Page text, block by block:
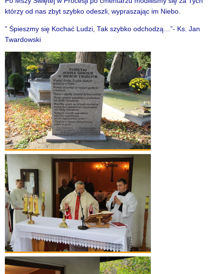
którzy od nas zbyt szybko odeszli, wypraszając im Niebo.
” Śpieszmy się Kochać Ludzi, Tak szybko odchodzą…”- Ks. Jan
Twardowski